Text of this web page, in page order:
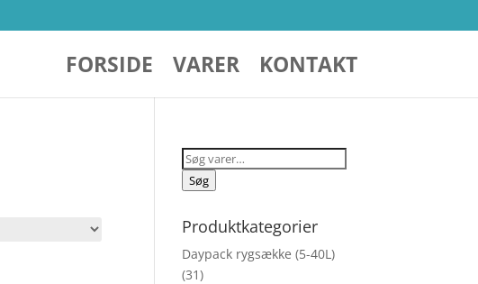
FORSIDE VARER KONTAKT
Søg
efter:
Søg
Produktkategorier
Daypack rygsække (5-40L)
(31)